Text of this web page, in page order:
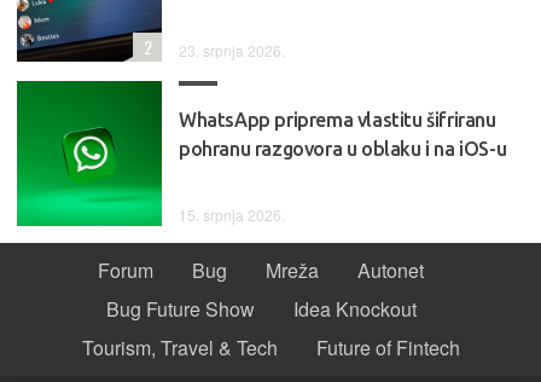
23. srpnja 2026.
2
WhatsApp priprema vlastitu šifriranu
pohranu razgovora u oblaku i na iOS-u
15. srpnja 2026.
Forum Bug Mreža
Autonet
Bug Future Show
Idea Knockout
Tourism, Travel & Tech
Future of Fintech